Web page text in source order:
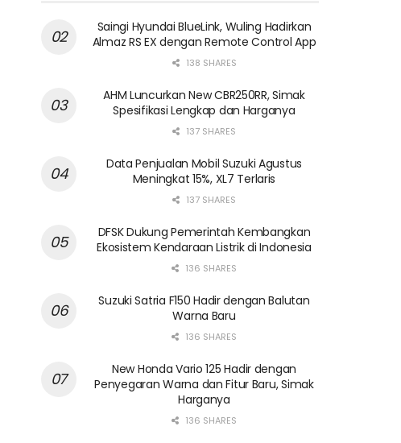
Saingi Hyundai BlueLink, Wuling Hadirkan
Almaz RS EX dengan Remote Control App
138 SHARES
AHM Luncurkan New CBR250RR, Simak
Spesifikasi Lengkap dan Harganya
137 SHARES
Data Penjualan Mobil Suzuki Agustus
Meningkat 15%, XL7 Terlaris
137 SHARES
DFSK Dukung Pemerintah Kembangkan
Ekosistem Kendaraan Listrik di Indonesia
136 SHARES
Suzuki Satria F150 Hadir dengan Balutan
Warna Baru
136 SHARES
New Honda Vario 125 Hadir dengan
Penyegaran Warna dan Fitur Baru, Simak
Harganya
136 SHARES